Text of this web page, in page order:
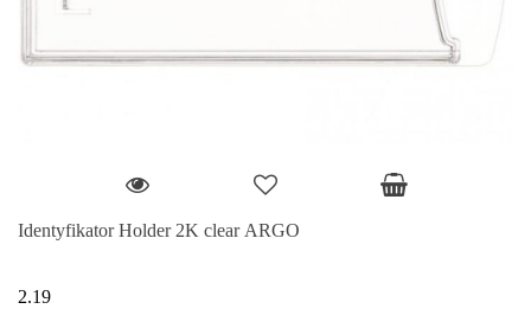
Identyfikator Holder 2K clear ARGO
2.19